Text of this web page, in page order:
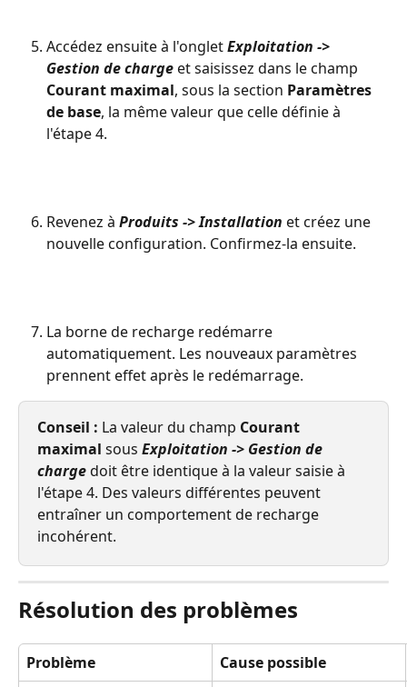
Accédez ensuite à l'onglet Exploitation ->
Gestion de charge et saisissez dans le champ
Courant maximal, sous la section Paramètres
de base, la même valeur que celle définie à
l'étape 4.
Revenez à Produits -> Installation et créez une
nouvelle configuration. Confirmez-la ensuite.
La borne de recharge redémarre
automatiquement. Les nouveaux paramètres
prennent effet après le redémarrage.
Conseil : La valeur du champ Courant
maximal sous Exploitation -> Gestion de
charge doit être identique à la valeur saisie à
l'étape 4. Des valeurs différentes peuvent
entraîner un comportement de recharge
incohérent.
Résolution des problèmes
Problème
Cause possible